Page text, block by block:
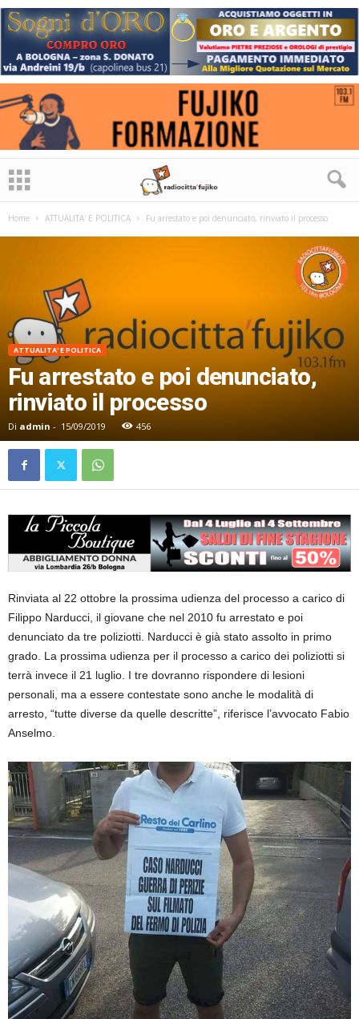
Home ATTUALITA' E POLITICA Fu arrestato e poi denunciato, rinviato il processo
ATTUALITA' E POLITICA
Fu arrestato e poi denunciato,
rinviato il processo
Di admin - 15/09/2019 456
Rinviata al 22 ottobre la prossima udienza del processo a carico di
Filippo Narducci, il giovane che nel 2010 fu arrestato e poi
denunciato da tre poliziotti. Narducci è già stato assolto in primo
grado. La prossima udienza per il processo a carico dei poliziotti si
terrà invece il 21 luglio. I tre dovranno rispondere di lesioni
personali, ma a essere contestate sono anche le modalità di
arresto, “tutte diverse da quelle descritte”, riferisce l’avvocato Fabio
Anselmo.